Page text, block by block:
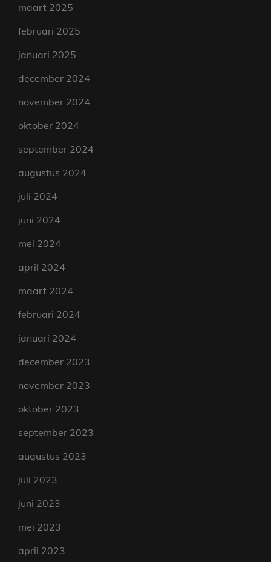
maart 2025
februari 2025
januari 2025
december 2024
november 2024
oktober 2024
september 2024
augustus 2024
juli 2024
juni 2024
mei 2024
april 2024
maart 2024
februari 2024
januari 2024
december 2023
november 2023
oktober 2023
september 2023
augustus 2023
juli 2023
juni 2023
mei 2023
april 2023